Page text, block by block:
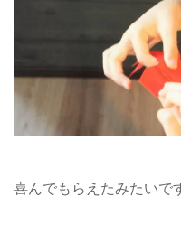
喜んでもらえたみたいで